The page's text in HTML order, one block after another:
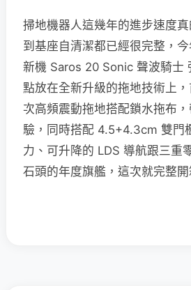
掃地機器人這幾年的進步速度
到基座自清潔都已經很完整，
新機 Saros 20 Sonic 聲波騎士
點放在全新升級的拖地技術上
次高頻震動拖地搭配鎖水拖布
驗，同時搭配 4.5+4.3cm 雙門
力、可升降的 LDS 導航跟三重
石頭的年度旗艦，這次就完整開